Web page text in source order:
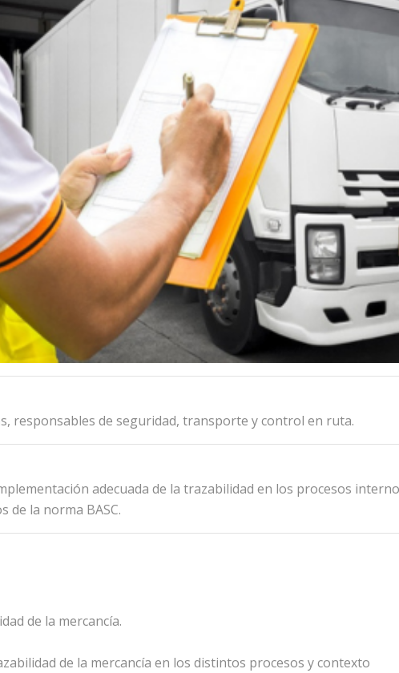
responsables de seguridad, transporte y control en ruta.
adecuada de la trazabilidad en los procesos
de la norma BASC.
de la mercancía.
de la mercancía en los distintos procesos y contexto